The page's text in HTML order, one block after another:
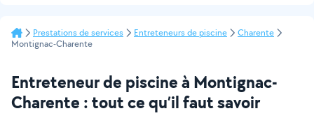
Prestations de services Entreteneurs de piscine
Charente
Montignac-Charente
Entreteneur de piscine à Montignac-
Charente : tout ce qu’il faut savoir